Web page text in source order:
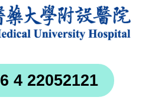
4 22052121